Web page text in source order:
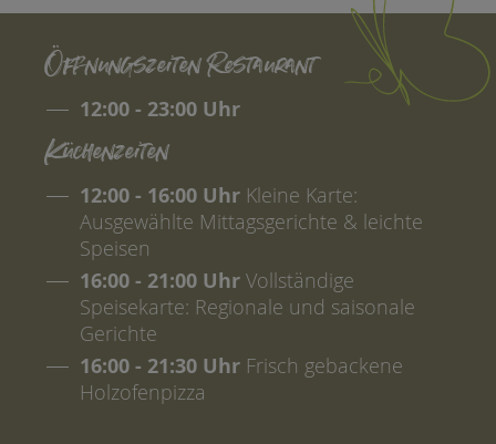
Öffnungszeiten Restaurant
12:00 - 23:00 Uhr
Küchenzeiten
12:00 - 16:00 UhrKleine Karte:
Ausgewählte Mittagsgerichte & leichte
Speisen
16:00 - 21:00 Uhr Vollständige
Speisekarte: Regionale und saisonale
Gerichte
16:00 - 21:30 Uhr Frisch gebackene
Holzofenpizza